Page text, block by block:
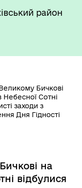
район
Бичкові
Небесної Сотні
заходи з
Дня Гідності
на
відбулися